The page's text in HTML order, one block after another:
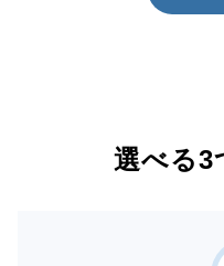
選べる3